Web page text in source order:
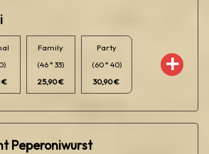
€
Family
(46 * 33)
25,90 €
Party
(60 * 40)
30,90 €
Peperoniwurst